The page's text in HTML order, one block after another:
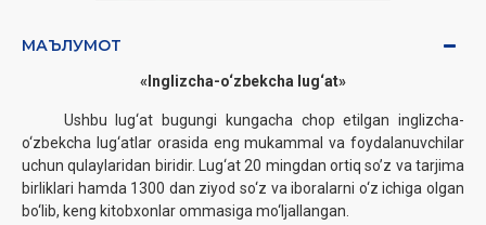
МАЪЛУМОТ
‎«Inglizcha-o‘zbekcha lug‘at»‎
‎ ‎Ushbu lug‘at bugungi kungacha chop etilgan inglizcha-
o‘zbekcha lug‘atlar orasida eng ‎mukammal ‎va foydalanuvchilar
uchun qulaylaridan biridir. Lug‘at 20 mingdan ortiq so’z va ‎tarjima
birliklari hamda ‎‎1300 dan ziyod so‘z va iboralarni o‘z ichiga olgan
bo‘lib, keng ‎kitobxonlar ommasiga ‎mo‘ljallangan.‎